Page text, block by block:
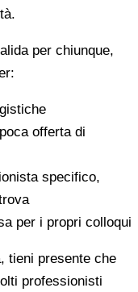
per chiunque,
offerta di
specifico,
per i propri colloqui
tieni presente che
professionisti